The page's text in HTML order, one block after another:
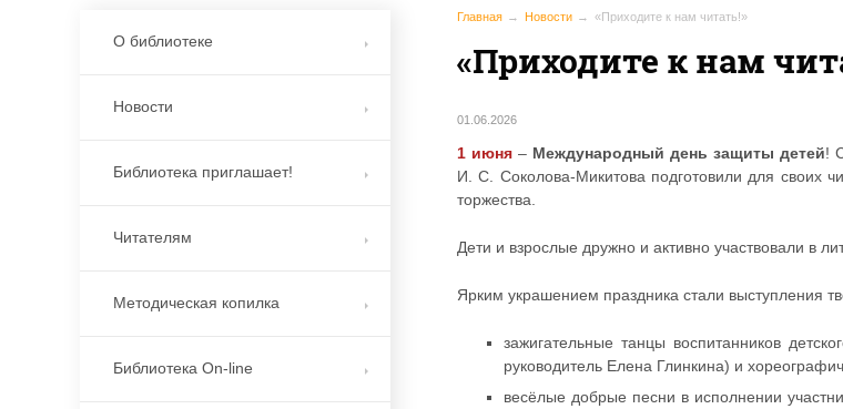
Главная Новости «Приходите к нам читать!»
«Приходите к нам
01.06.2026
1 июня– Международный день защиты детей!
И. С. Соколова-Микитова подготовили для своих
торжества.
Дети и взрослые дружно и активно участвовали в
Ярким украшением праздника стали выступления
зажигательные танцы воспитанников
руководитель Елена Глинкина) и
весёлые добрые песни в исполнении
О библиотеке
Новости
Библиотека приглашает!
Читателям
Методическая копилка
Библиотека On-line